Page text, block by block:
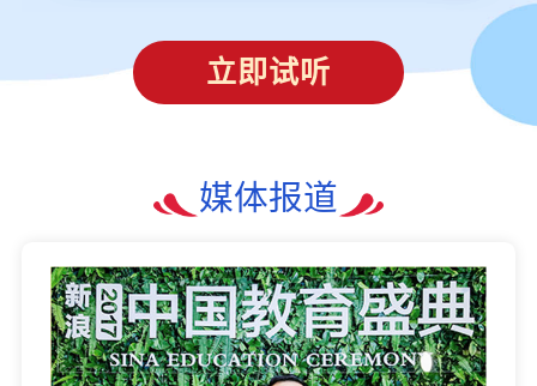
立即试听
媒体报道